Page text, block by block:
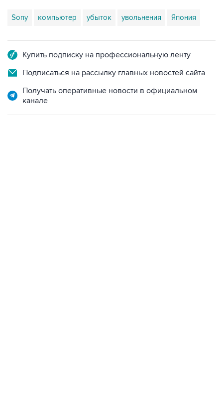
Sony компьютер убыток увольнения Япония
Купить подписку на профессиональную ленту
Подписаться на рассылку главных новостей сайта
Получать оперативные новости в официальном
канале